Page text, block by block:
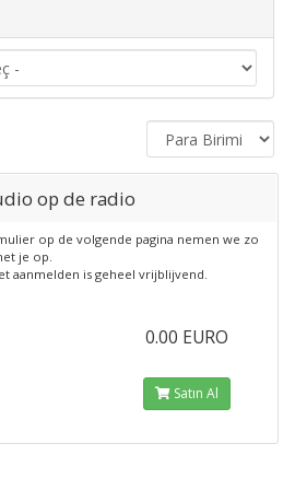
op de radio
op de volgende pagina nemen we zo
je op.
aanmelden is geheel vrijblijvend.
0.00 EURO
Satın Al